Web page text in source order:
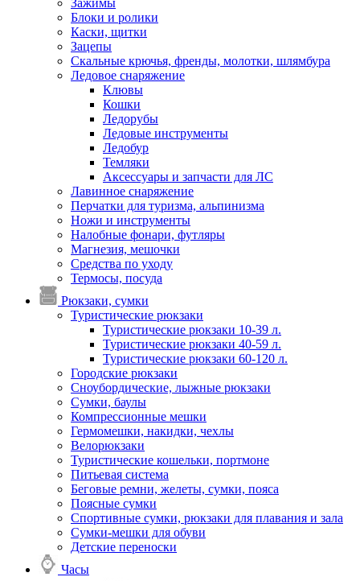
Зажимы
Блоки и ролики
Каски, щитки
Зацепы
Скальные крючья, френды, молотки, шлямбура
Ледовое снаряжение
Клювы
Кошки
Ледорубы
Ледовые инструменты
Ледобур
Темляки
Аксессуары и запчасти для ЛС
Лавинное снаряжение
Перчатки для туризма, альпинизма
Ножи и инструменты
Налобные фонари, футляры
Магнезия, мешочки
Средства по уходу
Термосы, посуда
Рюкзаки, сумки
Туристические рюкзаки
Туристические рюкзаки 10-39 л.
Туристические рюкзаки 40-59 л.
Туристические рюкзаки 60-120 л.
Городские рюкзаки
Сноубордические, лыжные рюкзаки
Сумки, баулы
Компрессионные мешки
Гермомешки, накидки, чехлы
Велорюкзаки
Туристические кошельки, портмоне
Питьевая система
Беговые ремни, желеты, сумки, пояса
Поясные сумки
Спортивные сумки, рюкзаки для плавания и зала
Сумки-мешки для обуви
Детские переноски
Часы